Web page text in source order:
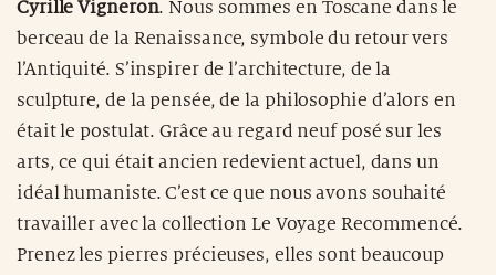
Cyrille Vigneron. Nous sommes en Toscane dans le
berceau de la Renaissance, symbole du retour vers
l’Antiquité. S’inspirer de l’architecture, de la
sculpture, de la pensée, de la philosophie d’alors en
était le postulat. Grâce au regard neuf posé sur les
arts, ce qui était ancien redevient actuel, dans un
idéal humaniste. C’est ce que nous avons souhaité
travailler avec la collection Le Voyage Recommencé.
Prenez les pierres précieuses, elles sont beaucoup